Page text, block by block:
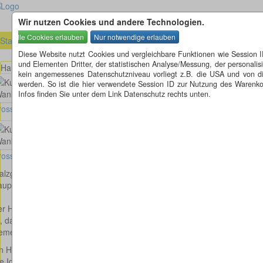
Wir nutzen Cookies und andere Technologien.
Diese Website nutzt Cookies und vergleichbare Funktionen wie
und Elementen Dritter, der statistischen Analyse/Messung, der
kein angemessenes Datenschutzniveau vorliegt z.B. die USA und
werden. So ist die hier verwendete Session ID zur Nutzung des
Infos finden Sie unter dem Link Datenschutz rechts unten.
Startseite » Baden-Württemberg (BW) » Pfalzgrafenweiler (BW)
Hauptstraße - Wankelstraße - Daimlerstraße in Pfalzgrafenweiler
Bild anzeigen
Bild anzeigen
(BW)
- Wankelstraße - Daimlerstraße
Hobel Bei diesem Kunstwerk handelt es sich um einen
dass Pfalzgrafenweiler früher einst ein Schreinerdorf, mit einer
Pfalzgrafenweiler.
Hobel in Pfalzgrafenweiler Richtung